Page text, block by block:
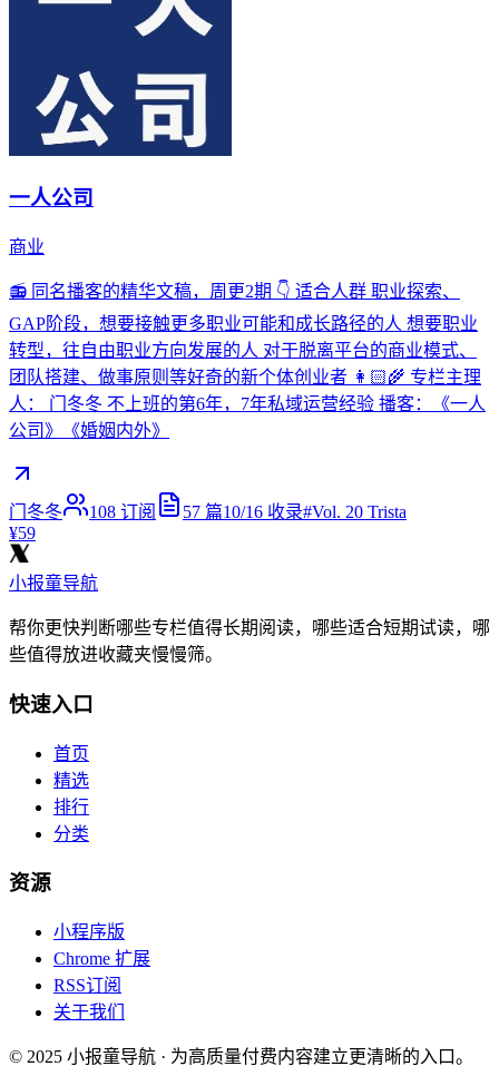
一人公司
商业
📻 同名播客的精华文稿，周更2期 👇 适合人群 职业探索、
GAP阶段，想要接触更多职业可能和成长路径的人 想要职业
转型，往自由职业方向发展的人 对于脱离平台的商业模式、
团队搭建、做事原则等好奇的新个体创业者 👩🏻‍🌾 专栏主理
人： 门冬冬 不上班的第6年，7年私域运营经验 播客：《一人
公司》《婚姻内外》
门冬冬 108 订阅 57 篇10/16 收录#Vol. 20 Trista
¥59
小报童导航
帮你更快判断哪些专栏值得长期阅读，哪些适合短期试读，哪
些值得放进收藏夹慢慢筛。
快速入口
首页
精选
排行
分类
资源
小程序版
Chrome 扩展
RSS订阅
关于我们
© 2025 小报童导航 · 为高质量付费内容建立更清晰的入口。